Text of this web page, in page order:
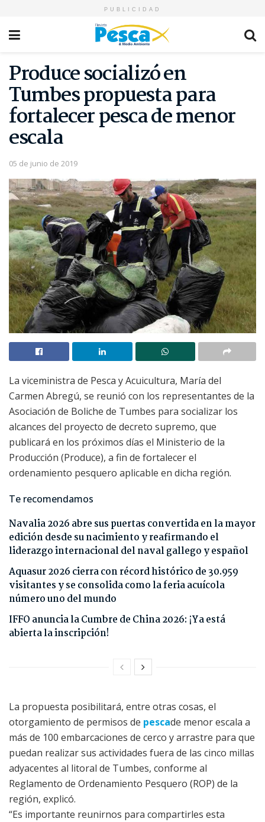
PUBLICIDAD
Produce socializó en
Tumbes propuesta para
fortalecer pesca de menor
escala
05 de junio de 2019
La viceministra de Pesca y Acuicultura, María del
Carmen Abregú, se reunió con los representantes de la
Asociación de Boliche de Tumbes para socializar los
alcances del proyecto de decreto supremo, que
publicará en los próximos días el Ministerio de la
Producción (Produce), a fin de fortalecer el
ordenamiento pesquero aplicable en dicha región.
Te recomendamos
Navalia 2026 abre sus puertas convertida en la mayor
edición desde su nacimiento y reafirmando el
liderazgo internacional del naval gallego y español
Aquasur 2026 cierra con récord histórico de 30.959
visitantes y se consolida como la feria acuícola
número uno del mundo
IFFO anuncia la Cumbre de China 2026: ¡Ya está
abierta la inscripción!
La propuesta posibilitará, entre otras cosas, el
otorgamiento de permisos de pescade menor escala a
más de 100 embarcaciones de cerco y arrastre para que
puedan realizar sus actividades fuera de las cinco millas
adyacentes al litoral de Tumbes, conforme al
Reglamento de Ordenamiento Pesquero (ROP) de la
región, explicó.
“Es importante reunirnos para compartirles esta